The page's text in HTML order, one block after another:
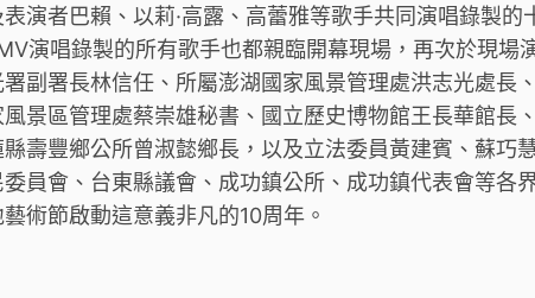
演者巴賴、以莉·高露、高蕾雅等歌手共同演唱錄製的
演唱錄製的所有歌手也都親臨開幕現場，再次於現場
副署長林信任、所屬澎湖國家風景管理處洪志光處長、
景區管理處蔡崇雄秘書、國立歷史博物館王長華館長、
壽豐鄉公所曾淑懿鄉長，以及立法委員黃建賓、蘇巧
員會、台東縣議會、成功鎮公所、成功鎮代表會等各
術節啟動這意義非凡的10周年。